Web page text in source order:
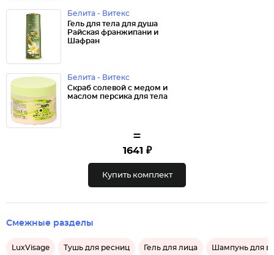
Белита - Витекс
Гель для тела для душа
Райская франжипани и
Шафран
Белита - Витекс
Скраб солевой с медом и
маслом персика для тела
=
1641 ₽
Купить комплект
Смежные разделы
LuxVisage Тушь для ресниц Гель для лица Шампунь для